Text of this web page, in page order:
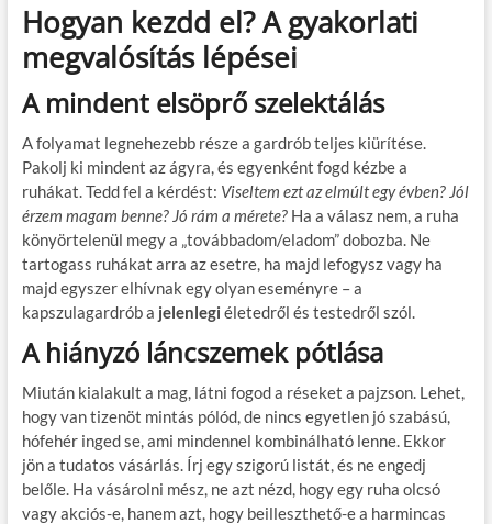
Hogyan kezdd el? A gyakorlati
megvalósítás lépései
A mindent elsöprő szelektálás
A folyamat legnehezebb része a gardrób teljes kiürítése.
Pakolj ki mindent az ágyra, és egyenként fogd kézbe a
ruhákat. Tedd fel a kérdést: Viseltem ezt az elmúlt egy évben? Jól
érzem magam benne? Jó rám a mérete?Ha a válasz nem, a ruha
könyörtelenül megy a „továbbadom/eladom” dobozba. Ne
tartogass ruhákat arra az esetre, ha majd lefogysz vagy ha
majd egyszer elhívnak egy olyan eseményre – a
kapszulagardrób a jelenlegi életedről és testedről szól.
A hiányzó láncszemek pótlása
Miután kialakult a mag, látni fogod a réseket a pajzson. Lehet,
hogy van tizenöt mintás pólód, de nincs egyetlen jó szabású,
hófehér inged se, ami mindennel kombinálható lenne. Ekkor
jön a tudatos vásárlás. Írj egy szigorú listát, és ne engedj
belőle. Ha vásárolni mész, ne azt nézd, hogy egy ruha olcsó
vagy akciós-e, hanem azt, hogy beilleszthető-e a harmincas